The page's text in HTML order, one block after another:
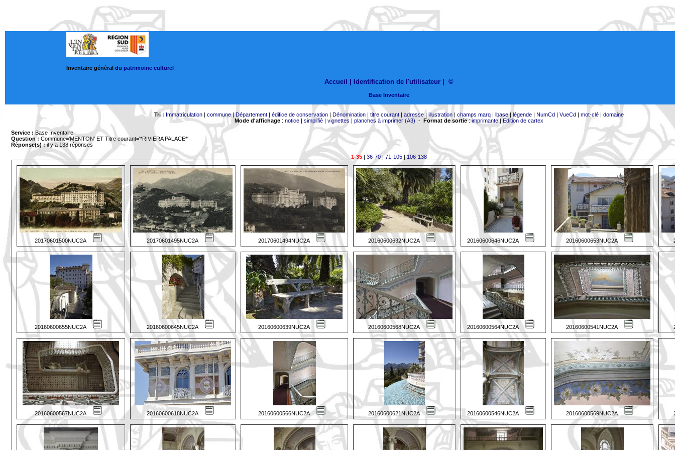
Inventaire général du patrimoine culturel
Accueil | Identification de l'utilisateur ©
Base Inventaire
Tri : Immatriculation| commune|Département| édifice de conservation| Dénomination| titre courant| adresse| illustration| champs marq| lbase| légende| NumCd| VueCd| mot-clé| domaine
Mode d'affichage: notice| simplifié| vignettes | planches à imprimer (A3) - Format de sortie:imprimante|Edition de cartex
Service : Base Inventaire
Question : Commune='MENTON' ET Titre courant='*RIVIERA PALACE*'
Réponse(s) :il y a 138 réponses
1-35| 36-70|71-105|106-138
20170601500NUC2A 20170601495NUC2A 20170601494NUC2A 20160600632NUC2A 20160600646NUC2A 20160600653NUC2A
20160600655NUC2A 20160600645NUC2A 20160600639NUC2A 20160600568NUC2A 20160600564NUC2A 20160600541NUC2A
20160600567NUC2A 20160600618NUC2A 20160600566NUC2A 20160600621NUC2A 20160600546NUC2A 20160600569NUC2A